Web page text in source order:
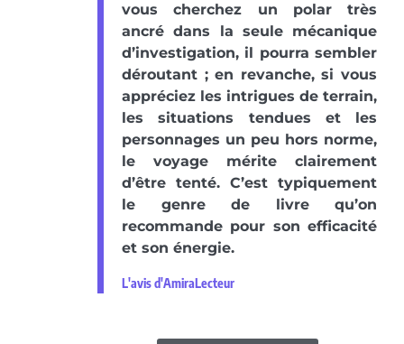
vous cherchez un polar très
ancré dans la seule mécanique
d’investigation, il pourra sembler
déroutant ; en revanche, si vous
appréciez les intrigues de terrain,
les situations tendues et les
personnages un peu hors norme,
le voyage mérite clairement
d’être tenté. C’est typiquement
le genre de livre qu’on
recommande pour son efficacité
et son énergie.
L'avis d'AmiraLecteur